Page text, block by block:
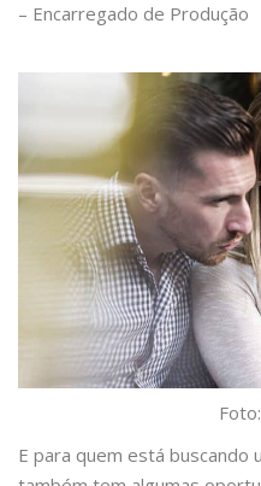
– Encarregado de Produção
E para quem está buscando